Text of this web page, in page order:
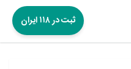
ثبت در ۱۱۸ ایران